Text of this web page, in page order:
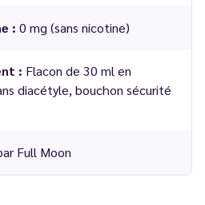
: 0 mg (sans nicotine)
: Flacon de 30 ml en
diacétyle, bouchon sécurité
Full Moon